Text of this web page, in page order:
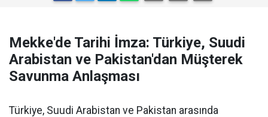
Mekke'de Tarihi İmza: Türkiye, Suudi
Arabistan ve Pakistan'dan Müşterek
Savunma Anlaşması
Türkiye, Suudi Arabistan ve Pakistan arasında